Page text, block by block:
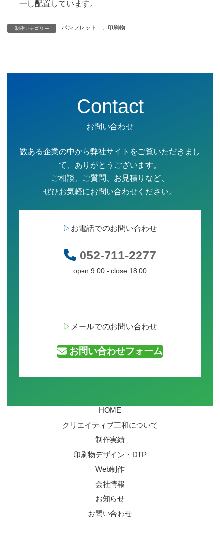
一し配置しています。
制作カテゴリー パンフレット 、 印刷物
Contact
お問い合わせ
数ある企業の中から弊社サイトをご覧いただきまし
て、ありがとうございます。
ご相談、ご質問、お見積りなど、
ぜひお気軽にお問い合わせください。
▷ お電話でのお問い合わせ
052-711-2277
open 9:00 - close 18:00
▷ メールでのお問い合わせ
お問い合わせフォーム
HOME
クリエイティブ三和について
制作実績
印刷物デザイン・DTP
Web制作
会社情報
お知らせ
お問い合わせ